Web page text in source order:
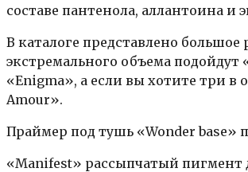
составе пантенола, аллантоина
В каталоге представлено
экстремального объема
«Enigma», а если вы хотите три
Amour».
Праймер под тушь «Wonder base»
«Manifest» рассыпчатый